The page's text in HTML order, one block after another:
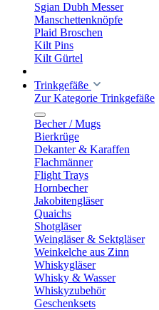
Sgian Dubh Messer
Manschettenknöpfe
Plaid Broschen
Kilt Pins
Kilt Gürtel
Trinkgefäße
Zur Kategorie Trinkgefäße
Becher / Mugs
Bierkrüge
Dekanter & Karaffen
Flachmänner
Flight Trays
Hornbecher
Jakobitengläser
Quaichs
Shotgläser
Weingläser & Sektgläser
Weinkelche aus Zinn
Whiskygläser
Whisky & Wasser
Whiskyzubehör
Geschenksets